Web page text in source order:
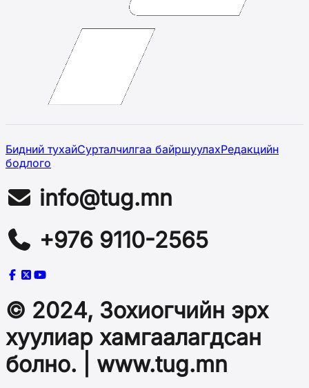
Бидний тухайСурталчилгаа байршуулахРедакцийн
бодлого
info@tug.mn
+976 9110-2565
© 2024, Зохиогчийн эрх
хуулиар хамгаалагдсан
болно. | www.tug.mn